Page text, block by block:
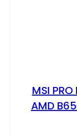
MSI
AMD